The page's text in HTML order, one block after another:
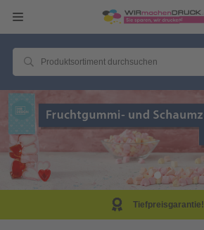
Tiefpreisgarantie!